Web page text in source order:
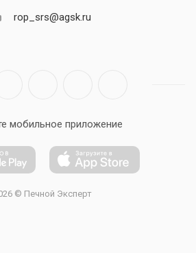
rop_srs@agsk.ru
мобильное приложение
© Печной Эксперт